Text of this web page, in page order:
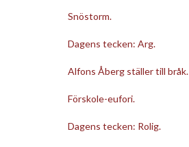
Snöstorm.
Dagens tecken: Arg.
Alfons Åberg ställer till bråk.
Förskole-eufori.
Dagens tecken: Rolig.